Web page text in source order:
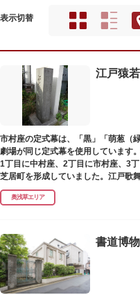
表示切替
江戸猿
市村座の定式幕は、「黒」「萌葱（
劇場が同じ定式幕を使用しています
1丁目に中村座、2丁目に市村座、3
芝居町を形成していました。江戸歌
（1964）に跡碑が建てられました。
奥浅草エリア
書道博